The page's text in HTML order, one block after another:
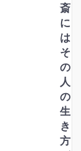
斎
に
は
そ
の
人
の
生
き
方